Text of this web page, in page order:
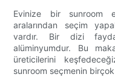
Evinize bir sunroom
aralarından seçim
vardır. Bir dizi
alüminyumdur. Bu
üreticilerini
sunroom seçmenin birçok